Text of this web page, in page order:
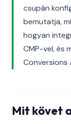
csupán
bemutatja,
hogyan
CMP-vel, és
Conversions
Mit követ